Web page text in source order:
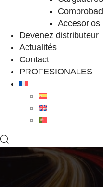
Accesorios
Devenez distributeur
Actualités
Contact
PROFESIONALES